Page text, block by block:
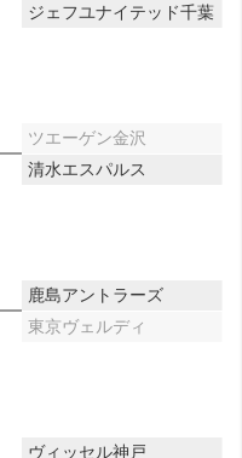
ジェフユナイテッド千葉
ツエーゲン金沢
清水エスパルス
鹿島アントラーズ
東京ヴェルディ
ヴィッセル神戸